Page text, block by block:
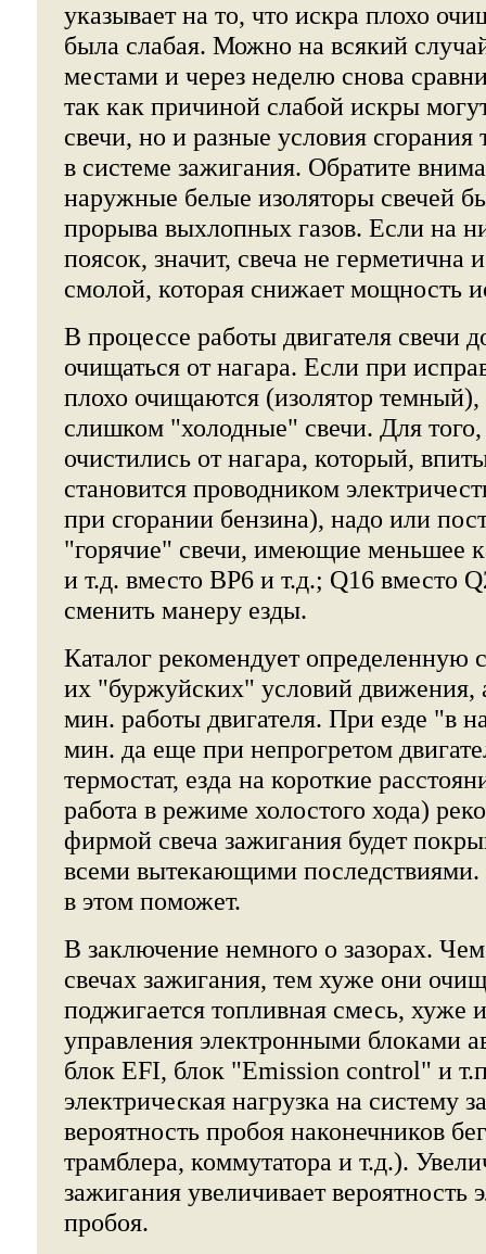
указывает на то, что искра плохо
была слабая. Можно на всякий
местами и через неделю снова
так как причиной слабой искры
свечи, но и разные условия
в системе зажигания. Обратите
наружные белые изоляторы свечей
прорыва выхлопных газов. Если на
поясок, значит, свеча не герметична
смолой, которая снижает мощность
В процессе работы двигателя свечи
очищаться от нагара. Если при
плохо очищаются (изолятор темный),
слишком "холодные" свечи. Для
очистились от нагара, который,
становится проводником
при сгорании бензина), надо или
"горячие" свечи, имеющие меньшее
и т.д. вместо ВР6 и т.д.; Q16 вместо
сменить манеру езды.
Каталог рекомендует определенную
их "буржуйских" условий движения,
мин. работы двигателя. При езде "в
мин. да еще при непрогретом
термостат, езда на короткие
работа в режиме холостого хода)
фирмой свеча зажигания будет
всеми вытекающими
в этом поможет.
В заключение немного о зазорах.
свечах зажигания, тем хуже они
поджигается топливная смесь, хуже
управления электронными блоками
блок EFI, блок "Emission control" и
электрическая нагрузка на систему
вероятность пробоя наконечников
трамблера, коммутатора и т.д.).
зажигания увеличивает вероятность
пробоя.